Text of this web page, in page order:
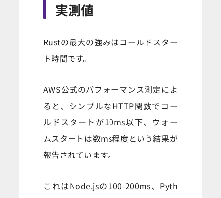
実測値
Rustの最大の強みはコールドスター
ト時間です。
AWS公式のパフォーマンス測定によ
ると、シンプルなHTTP関数でコー
ルドスタートが10ms以下、ウォー
ムスタートは数ms程度という結果が
報告されています。
これはNode.jsの100-200ms、Pyth